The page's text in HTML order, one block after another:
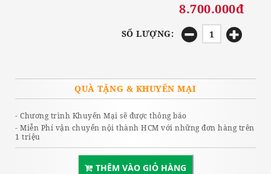
8.700.000đ
SỐ LƯỢNG:
QUÀ TẶNG & KHUYẾN MẠI
- Chương trình Khuyến Mại sẽ được thông báo
- Miễn Phí vận chuyển nội thành HCM với những đơn hàng trên
1 triệu
THÊM VÀO GIỎ HÀNG